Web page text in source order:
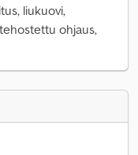
liukuovi,
ohjaus,